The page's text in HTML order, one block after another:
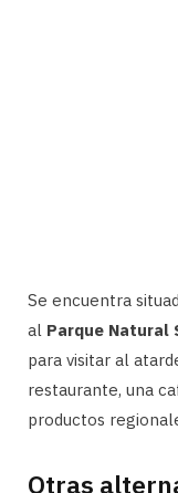
Se encuentra
al Parque Natural
para visitar al
restaurante, una
productos
Otras